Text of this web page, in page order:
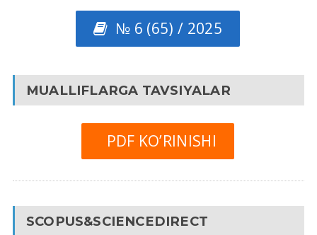
№ 6 (65) / 2025
MUALLIFLARGA TAVSIYALAR
PDF KO’RINISHI
SCOPUS&SCIENCEDIRECT